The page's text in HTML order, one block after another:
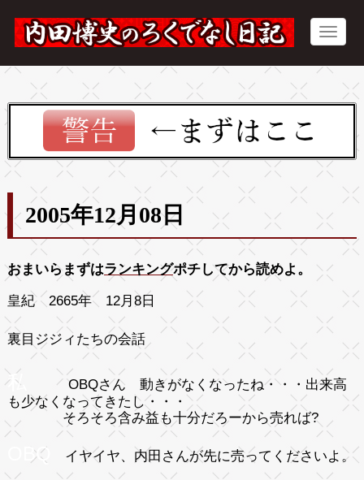
2005年12月08日
おまいらまずはランキングポチしてから読めよ。
皇紀 2665年 12月8日
裏目ジジィたちの会話
私
OBQさん 動きがなくなったね・・・出来高
も少なくなってきたし・・・
そろそろ含み益も十分だろーから売れば?
OBQ イヤイヤ、内田さんが先に売ってくださいよ。